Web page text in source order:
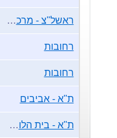
ראשל"צ - מרכז ספורט
רחובות
רחובות
ת"א - אביבים
ת"א - בית הלוחם אפקה